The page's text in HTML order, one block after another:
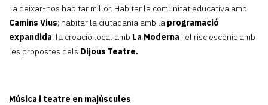
i a deixar-nos habitar millor. Habitar la comunitat educativa amb
Camins Vius; habitar la ciutadania amb la programació
expandida; la creació local amb La Moderna i el risc escènic amb
les propostes dels Dijous Teatre.
Música i teatre en majúscules